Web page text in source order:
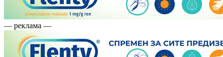
— реклама —